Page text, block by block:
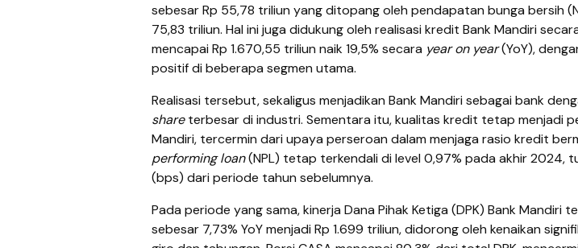
sebesar Rp 55,78 triliun yang ditopang oleh pendapatan bunga bersih
75,83 triliun. Hal ini juga didukung oleh realisasi kredit Bank Mandiri
mencapai Rp 1.670,55 triliun naik 19,5% secara year on year(YoY),
positif di beberapa segmen utama.
Realisasi tersebut, sekaligus menjadikan Bank Mandiri sebagai bank
shareterbesar di industri. Sementara itu, kualitas kredit tetap menjadi
Mandiri, tercermin dari upaya perseroan dalam menjaga rasio kredit
performing loan(NPL) tetap terkendali di level 0,97% pada akhir 2024,
(bps) dari periode tahun sebelumnya.
Pada periode yang sama, kinerja Dana Pihak Ketiga (DPK) Bank Mandiri
sebesar 7,73% YoY menjadi Rp 1.699 triliun, didorong oleh kenaikan